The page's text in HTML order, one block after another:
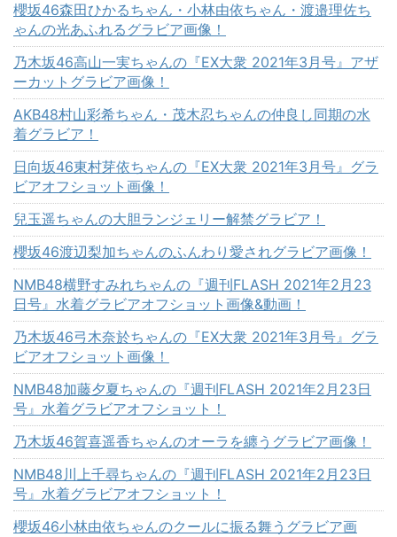
櫻坂46森田ひかるちゃん・小林由依ちゃん・渡邉理佐ち
ゃんの光あふれるグラビア画像！
乃木坂46高山一実ちゃんの『EX大衆 2021年3月号』アザ
ーカットグラビア画像！
AKB48村山彩希ちゃん・茂木忍ちゃんの仲良し同期の水
着グラビア！
日向坂46東村芽依ちゃんの『EX大衆 2021年3月号』グラ
ビアオフショット画像！
兒玉遥ちゃんの大胆ランジェリー解禁グラビア！
櫻坂46渡辺梨加ちゃんのふんわり愛されグラビア画像！
NMB48横野すみれちゃんの『週刊FLASH 2021年2月23
日号』水着グラビアオフショット画像&動画！
乃木坂46弓木奈於ちゃんの『EX大衆 2021年3月号』グラ
ビアオフショット画像！
NMB48加藤夕夏ちゃんの『週刊FLASH 2021年2月23日
号』水着グラビアオフショット！
乃木坂46賀喜遥香ちゃんのオーラを纏うグラビア画像！
NMB48川上千尋ちゃんの『週刊FLASH 2021年2月23日
号』水着グラビアオフショット！
櫻坂46小林由依ちゃんのクールに振る舞うグラビア画